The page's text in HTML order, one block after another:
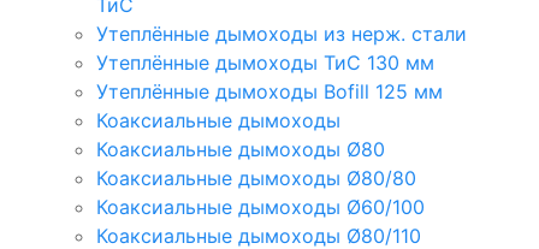
Утеплённые дымоходы из нерж. стали
Утеплённые дымоходы ТиС 130 мм
Утеплённые дымоходы Bofill 125 мм
Коаксиальные дымоходы
Коаксиальные дымоходы Ø80
Коаксиальные дымоходы Ø80/80
Коаксиальные дымоходы Ø60/100
Коаксиальные дымоходы Ø80/110